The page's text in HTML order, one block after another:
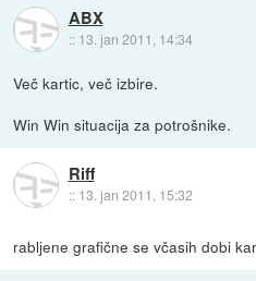
ABX
:: 13. jan 2011, 14:34
Več kartic, več izbire.
Win Win situacija za potrošnike.
Riff
:: 13. jan 2011, 15:32
rabljene grafične se včasih dobi